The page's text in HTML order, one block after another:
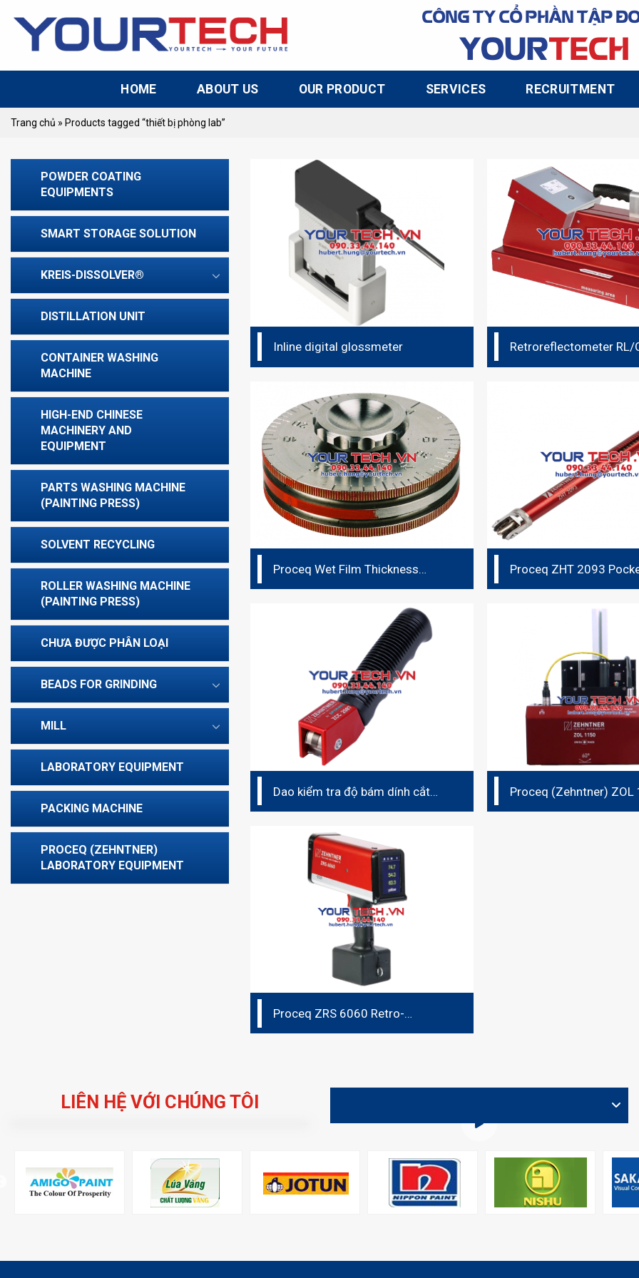
CÔNG TY CỔ PHẦN TẬP
YOURTECH
HOME ABOUT US OUR PRODUCT SERVICES RECRUITMENT
Trang chủ » Products tagged “thiết bị phòng lab”
POWDER COATING
EQUIPMENTS
SMART STORAGE SOLUTION
KREIS-DISSOLVER®
DISTILLATION UNIT
CONTAINER WASHING
MACHINE
HIGH-END CHINESE
MACHINERY AND
EQUIPMENT
PARTS WASHING MACHINE
(PAINTING PRESS)
SOLVENT RECYCLING
ROLLER WASHING MACHINE
(PAINTING PRESS)
CHƯA ĐƯỢC PHÂN LOẠI
BEADS FOR GRINDING
MILL
LABORATORY EQUIPMENT
PACKING MACHINE
PROCEQ (ZEHNTNER)
LABORATORY EQUIPMENT
Inline digital glossmeter Retroreflectometer RL/
Proceq Wet Film Thickness
Proceq ZHT 2093
Dao kiểm tra độ bám dính cắt
Proceq (Zehntner) ZOL
Proceq ZRS 6060 Retro­
LIÊN HỆ VỚI CHÚNG TÔI Construction of new S’Hanoi paint factory underway